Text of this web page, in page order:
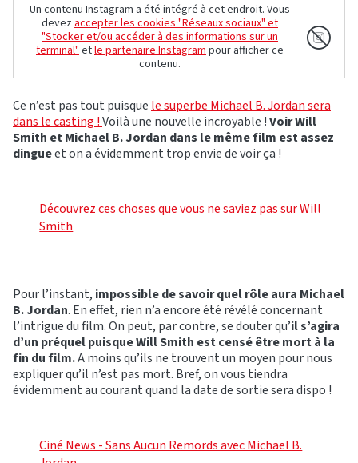
Un contenu Instagram a été intégré à cet endroit. Vous
devezaccepter les cookies "Réseaux sociaux" et
"Stocker et/ou accéder à des informations sur un
terminal"etle partenaire Instagrampour afficher ce
contenu.
Ce n’est pas tout puisque le superbe Michael B. Jordan sera
dans le casting !Voilà une nouvelle incroyable !Voir Will
Smith et Michael B. Jordan dans le même film est assez
dingueet on a évidemment trop envie de voir ça !
Découvrez ces choses que vous ne saviez pas sur Will
Smith
Pour l’instant, impossible de savoir quel rôle aura Michael
B. Jordan. En effet, rien n’a encore été révélé concernant
l’intrigue du film. On peut, par contre, se douter qu’il s’agira
d’un préquel puisque Will Smith est censé être mort à la
fin du film.A moins qu’ils ne trouvent un moyen pour nous
expliquer qu’il n’est pas mort. Bref, on vous tiendra
évidemment au courant quand la date de sortie sera dispo !
Ciné News - Sans Aucun Remords avec Michael B.